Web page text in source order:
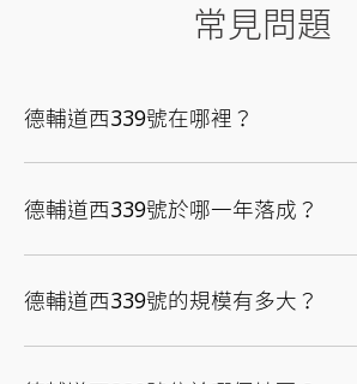
常見問題
德輔道西339號在哪裡？
德輔道西339號於哪一年落成？
德輔道西339號的規模有多大？